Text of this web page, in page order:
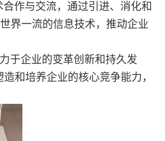
作与交流，通过引进、消化和
界一流的信息技术，推动企业
于企业的变革创新和持久发
和培养企业的核心竞争能力，